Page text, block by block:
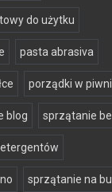
do użytku
pasta abrasiva
porządki w
blog sprzątanie
sprzątanie na